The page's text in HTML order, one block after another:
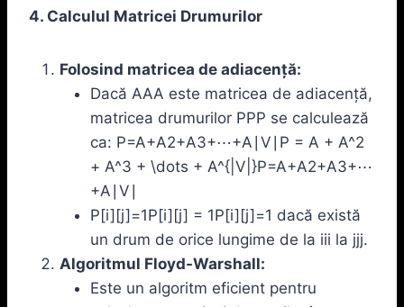
4. Calculul Matricei Drumurilor
Folosind matricea de adiacență:
Dacă AAA este matricea de adiacență,
matricea drumurilor PPP se calculează
ca: P=A+A2+A3+⋯+A∣V∣P = A + A^2
+ A^3 + \dots + A^{|V|}P=A+A2+A3+⋯
+A∣V∣
P[i][j]=1P[i][j] = 1P[i][j]=1 dacă există
un drum de orice lungime de la iii la jjj.
Algoritmul Floyd-Warshall:
Este un algoritm eficient pentru